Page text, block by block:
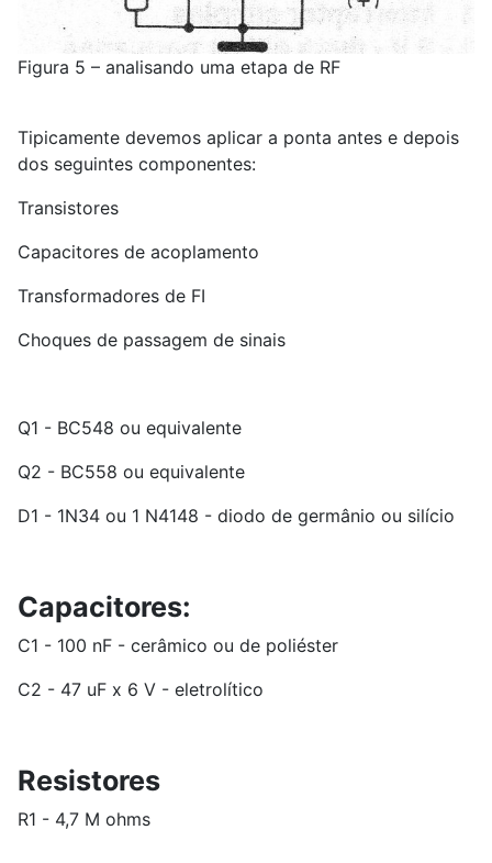
Figura 5 – analisando uma etapa de RF
Tipicamente devemos aplicar a ponta antes e depois
dos seguintes componentes:
Transistores
Capacitores de acoplamento
Transformadores de FI
Choques de passagem de sinais
Q1 - BC548 ou equivalente
Q2 - BC558 ou equivalente
D1 - 1N34 ou 1 N4148 - diodo de germânio ou silício
Capacitores:
C1 - 100 nF - cerâmico ou de poliéster
C2 - 47 uF x 6 V - eletrolítico
Resistores
R1 - 4,7 M ohms